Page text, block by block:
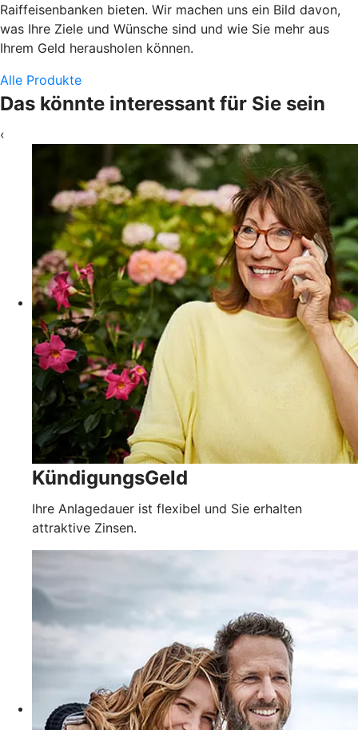
Raiffeisenbanken bieten. Wir machen uns ein Bild davon,
was Ihre Ziele und Wünsche sind und wie Sie mehr aus
Ihrem Geld herausholen können.
Alle Produkte
Das könnte interessant für Sie sein
‹
KündigungsGeld
Ihre Anlagedauer ist flexibel und Sie erhalten
attraktive Zinsen.